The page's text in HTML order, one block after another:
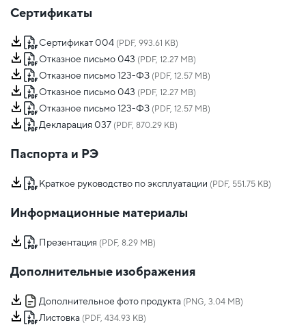
Сертификаты
Сертификат 004 (PDF, 993.61 KB)
Отказное письмо 043 (PDF, 12.27 MB)
Отказное письмо 123-ФЗ (PDF, 12.57 MB)
Отказное письмо 043 (PDF, 12.27 MB)
Отказное письмо 123-ФЗ (PDF, 12.57 MB)
Декларация 037 (PDF, 870.29 KB)
Паспорта и РЭ
Краткое руководство по эксплуатации (PDF, 551.75 KB)
Информационные материалы
Презентация (PDF, 8.29 MB)
Дополнительные изображения
Дополнительное фото продукта (PNG, 3.04 MB)
Листовка (PDF, 434.93 KB)